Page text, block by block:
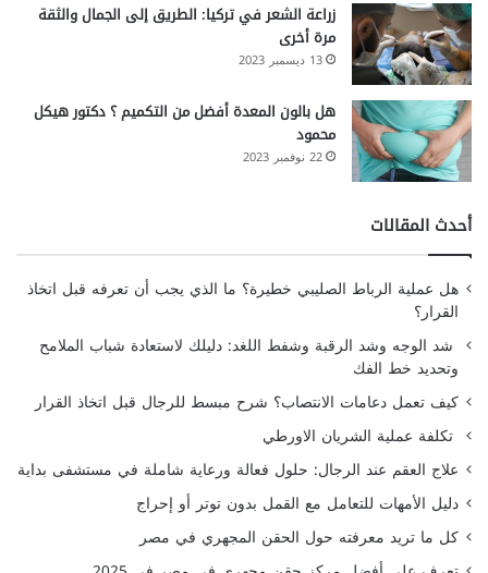
زراعة الشعر في تركيا: الطريق إلى الجمال والثقة
مرة أخرى
13 ديسمبر 2023
هل بالون المعدة أفضل من التكميم ؟ دكتور هيكل
محمود
22 نوفمبر 2023
أحدث المقالات
هل عملية الرباط الصليبي خطيرة؟ ما الذي يجب أن تعرفه قبل اتخاذ
القرار؟
شد الوجه وشد الرقبة وشفط اللغد: دليلك لاستعادة شباب الملامح
وتحديد خط الفك
كيف تعمل دعامات الانتصاب؟ شرح مبسط للرجال قبل اتخاذ القرار
تكلفة عملية الشريان الاورطي
علاج العقم عند الرجال: حلول فعالة ورعاية شاملة في مستشفى بداية
دليل الأمهات للتعامل مع القمل بدون توتر أو إحراج
كل ما تريد معرفته حول الحقن المجهري في مصر